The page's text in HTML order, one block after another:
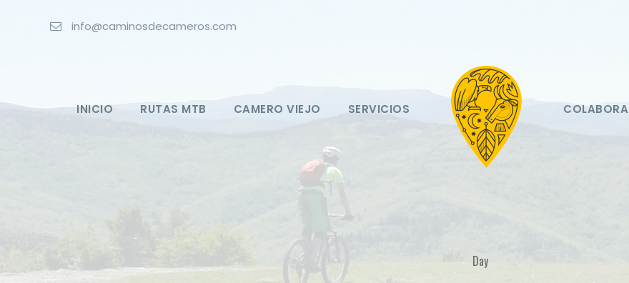
info@caminosdecameros.com
INICIO RUTAS MTB CAMERO VIEJO SERVICIOS COLABORA
Day